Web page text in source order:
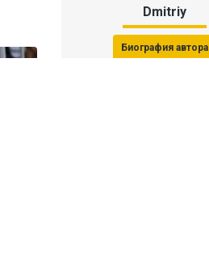
Dmitriy
Биография автора